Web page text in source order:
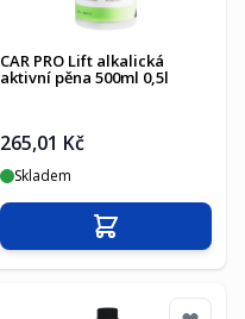
CAR PRO Lift alkalická
aktivní pěna 500ml 0,5l
265,01 Kč
Skladem
Přidat do košíku